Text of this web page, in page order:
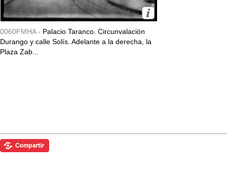
0060FMHA - Palacio Taranco. Circunvalación
Durango y calle Solís. Adelante a la derecha, la
Plaza Zab...